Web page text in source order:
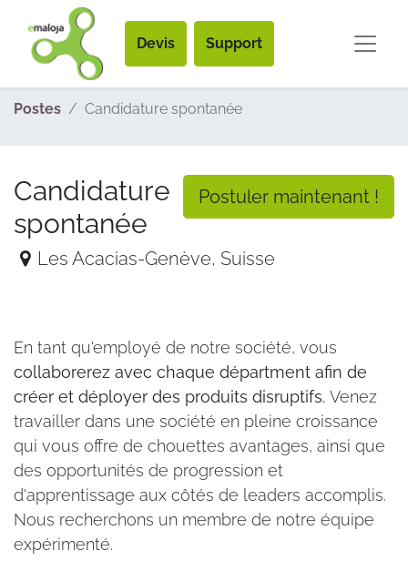
Devis Support
Postes Candidature spontanée
Postuler maintenant !
Candidature
spontanée
Les Acacias-Genève, Suisse
En tant qu'employé de notre société, vous
collaborerez avec chaque départment afin de
créer et déployer des produits disruptifs. Venez
travailler dans une société en pleine croissance
qui vous offre de chouettes avantages, ainsi que
des opportunités de progression et
d'apprentissage aux côtés de leaders accomplis.
Nous recherchons un membre de notre équipe
expérimenté.